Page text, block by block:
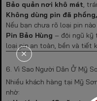
Bảo quản nơi khô mát,
Không dùng pin đã
Nếu bạn chưa rõ loại pin
Pin Bảo Hùng – đội ngũ kỹ
loại pin an toàn, bền và tiết
6. Vì Sao Người Dân Ở Mỹ
Nhiều khách hàng tại Mỹ
nhờ: